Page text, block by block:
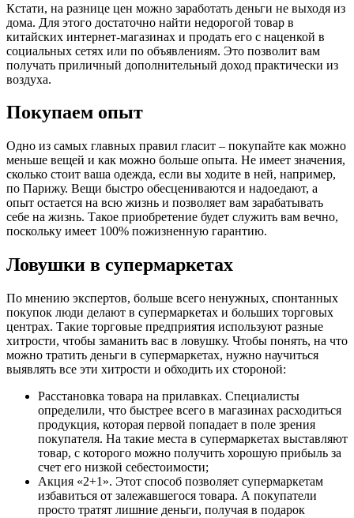
Кстати, на разнице цен можно заработать деньги не выходя из
дома. Для этого достаточно найти недорогой товар в
китайских интернет-магазинах и продать его с наценкой в
социальных сетях или по объявлениям. Это позволит вам
получать приличный дополнительный доход практически из
воздуха.
Покупаем опыт
Одно из самых главных правил гласит – покупайте как можно
меньше вещей и как можно больше опыта. Не имеет значения,
сколько стоит ваша одежда, если вы ходите в ней, например,
по Парижу. Вещи быстро обесцениваются и надоедают, а
опыт остается на всю жизнь и позволяет вам зарабатывать
себе на жизнь. Такое приобретение будет служить вам вечно,
поскольку имеет 100% пожизненную гарантию.
Ловушки в супермаркетах
По мнению экспертов, больше всего ненужных, спонтанных
покупок люди делают в супермаркетах и больших торговых
центрах. Такие торговые предприятия используют разные
хитрости, чтобы заманить вас в ловушку. Чтобы понять, на что
можно тратить деньги в супермаркетах, нужно научиться
выявлять все эти хитрости и обходить их стороной:
Расстановка товара на прилавках. Специалисты
определили, что быстрее всего в магазинах расходиться
продукция, которая первой попадает в поле зрения
покупателя. На такие места в супермаркетах выставляют
товар, с которого можно получить хорошую прибыль за
счет его низкой себестоимости;
Акция «2+1». Этот способ позволяет супермаркетам
избавиться от залежавшегося товара. А покупатели
просто тратят лишние деньги, получая в подарок